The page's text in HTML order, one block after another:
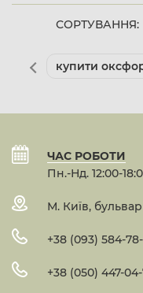
СОРТУВАННЯ:
купити
ЧАС РОБОТИ
Пн.-Нд. 12:00-
М. Київ,
+38 (093) 584-
+38 (050) 447-